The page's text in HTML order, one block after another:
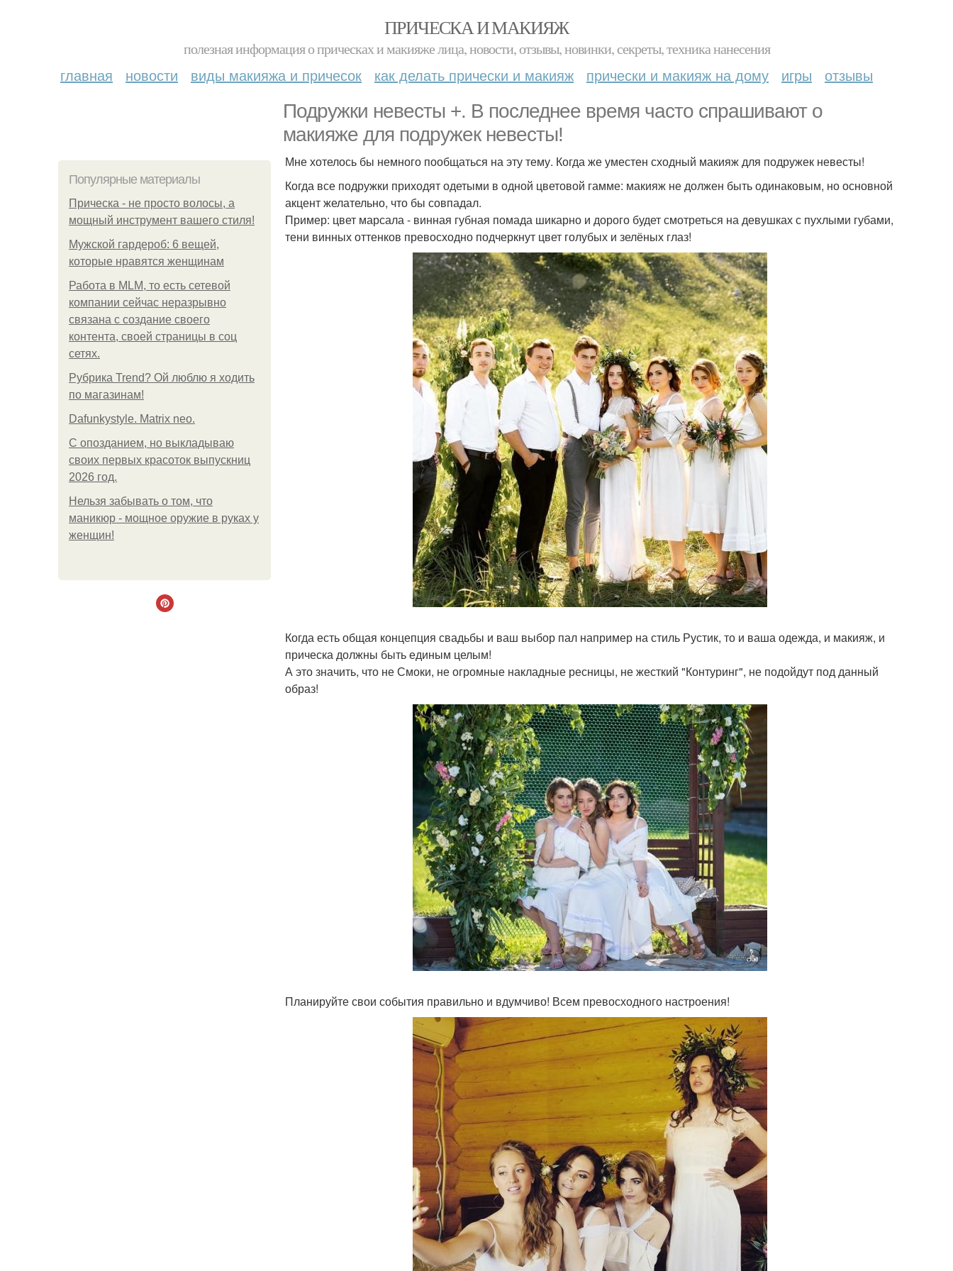
ПРИЧЕСКА И МАКИЯЖ
полезная информация о прическах и макияже лица, новости, отзывы, новинки, секреты, техника нанесения
главная новости виды макияжа и причесок как делать прически и макияж прически и макияж на дому игры отзывы
Подружки невесты +. В последнее время часто спрашивают о
макияже для подружек невесты!
Популярные материалы
Прическа - не просто волосы, а
мощный инструмент вашего стиля!
Мужской гардероб: 6 вещей,
которые нравятся женщинам
Работа в MLM, то есть сетевой
компании сейчас неразрывно
связана с создание своего
контента, своей страницы в соц
сетях.
Рубрика Trend? Ой люблю я ходить
по магазинам!
Dafunkystyle. Matrix neo.
С опозданием, но выкладываю
своих первых красоток выпускниц
2026 год.
Нельзя забывать о том, что
маникюр - мощное оружие в руках у
женщин!
Мне хотелось бы немного пообщаться на эту тему. Когда же уместен сходный макияж для подружек невесты!
Когда все подружки приходят одетыми в одной цветовой гамме: макияж не должен быть одинаковым, но основной
акцент желательно, что бы совпадал.
Пример: цвет марсала - винная губная помада шикарно и дорого будет смотреться на девушках с пухлыми губами,
тени винных оттенков превосходно подчеркнут цвет голубых и зелёных глаз!
Когда есть общая концепция свадьбы и ваш выбор пал например на стиль Рустик, то и ваша одежда, и макияж, и
прическа должны быть единым целым!
А это значить, что не Смоки, не огромные накладные ресницы, не жесткий "Контуринг", не подойдут под данный
образ!
Планируйте свои события правильно и вдумчиво! Всем превосходного настроения!